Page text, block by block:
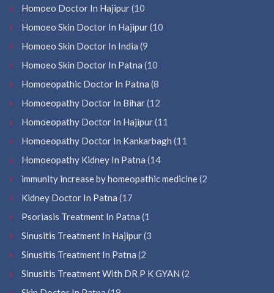
Homoeo Doctor In Hajipur(10
Homoeo Skin Doctor In Hajipur(10
Homoeo Skin Doctor In India (9
Homoeo Skin Doctor In Patna (10
Homoeopathic Doctor In Patna (8
Homoeopathy Doctor In Bihar(12
Homoeopathy Doctor In Hajipur(11
Homoeopathy Doctor In Kankarbagh (11
Homoeopathy Kidney In Patna (14
immunity increase by homeopathic medicine(2
Kidney Doctor In Patna (17
Psoriasis Treatment In Patna (1
Sinusitis Treatment In Hajipur(3
Sinusitis Treatment In Patna (2
Sinusitis Treatment With DR P K GYAN (2